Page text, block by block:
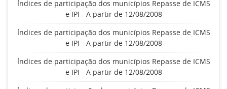
Índices de participação dos municípios Repasse de ICMS
e IPI - A partir de 12/08/2008
Índices de participação dos municípios Repasse de ICMS
e IPI - A partir de 12/08/2008
Índices de participação dos municípios Repasse de ICMS
e IPI - A partir de 12/08/2008